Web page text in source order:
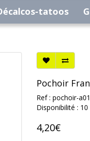
tatoos
Pochoir
Ref : pochoir-
Disponibilité : 10
4,20€